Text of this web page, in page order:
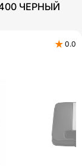
ЧЕРНЫЙ
★ 0.0